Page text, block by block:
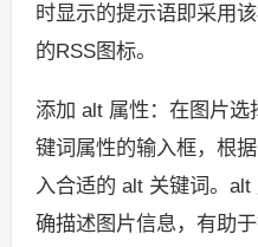
时显示的提示语即采用
的RSS图标。
添加 alt 属性：在图片
键词属性的输入框，根
入合适的 alt 关键词。
确描述图片信息，有助